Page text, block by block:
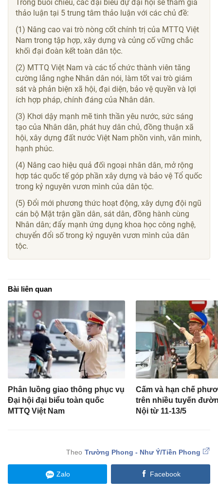
Trong buổi chiều, các đại biểu dự đại hội sẽ tham gia
thảo luận tại 5 trung tâm thảo luận với các chủ đề:
(1) Nâng cao vai trò nòng cốt chính trị của MTTQ Việt
Nam trong tập hợp, xây dựng và củng cố vững chắc
khối đại đoàn kết toàn dân tộc.
(2) MTTQ Việt Nam và các tổ chức thành viên tăng
cường lắng nghe Nhân dân nói, làm tốt vai trò giám
sát và phản biện xã hội, đại diện, bảo vệ quyền và lợi
ích hợp pháp, chính đáng của Nhân dân.
(3) Khơi dậy mạnh mẽ tinh thần yêu nước, sức sáng
tạo của Nhân dân, phát huy dân chủ, đồng thuận xã
hội, xây dựng đất nước Việt Nam phồn vinh, văn minh,
hạnh phúc.
(4) Nâng cao hiệu quả đối ngoại nhân dân, mở rộng
hợp tác quốc tế góp phần xây dựng và bảo vệ Tổ quốc
trong kỷ nguyên vươn mình của dân tộc.
(5) Đổi mới phương thức hoạt động, xây dựng đội ngũ
cán bộ Mặt trận gần dân, sát dân, đồng hành cùng
Nhân dân; đẩy mạnh ứng dụng khoa học công nghệ,
chuyển đổi số trong kỷ nguyên vươn mình của dân
tộc.
Bài liên quan
Phân luồng giao thông phục vụ
Đại hội đại biểu toàn quốc
MTTQ Việt Nam
Cấm và hạn chế
trên nhiều tuyến
Nội từ 11-13/5
Trường Phong - Như Ý/Tiền Phong
Zalo Facebook